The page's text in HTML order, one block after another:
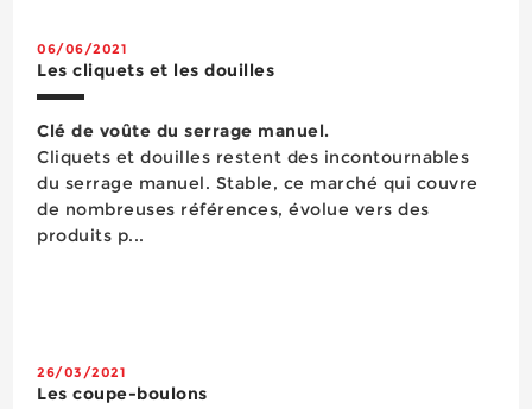
06/06/2021
Les cliquets et les douilles
Clé de voûte du serrage manuel.
Cliquets et douilles restent des incontournables
du serrage manuel. Stable, ce marché qui couvre
de nombreuses références, évolue vers des
produits p...
26/03/2021
Les coupe-boulons